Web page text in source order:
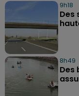
9h18
Des
8h49
Des